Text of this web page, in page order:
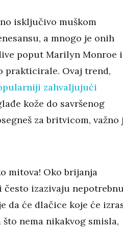
isključivo muškom
a mnogo je onih
poput Marilyn Monroe i
prakticirale. Ovaj trend,
zahvaljujući
kože do savršenog
za britvicom, važno
mitova! Oko brijanja
izazivaju nepotrebnu
da će dlačice koje će
nema nikakvog smisla,